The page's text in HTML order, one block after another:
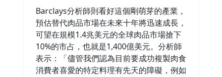
Barclays分析師則看好這個剛萌芽的產業，
預估替代肉品市場在未來十年將迅速成長，
可望在規模1.4兆美元的全球肉品市場搶下
10%的市占，也就是1,400億美元。分析師
表示：「儘管我們認為目前要成功複製肉食
消費者喜愛的特定料理有先天的障礙，例如